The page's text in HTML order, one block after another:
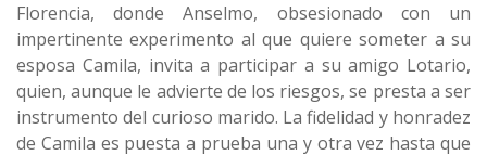
Florencia, donde Anselmo, obsesionado con un
impertinente experimento al que quiere someter a su
esposa Camila, invita a participar a su amigo Lotario,
quien, aunque le advierte de los riesgos, se presta a ser
instrumento del curioso marido. La fidelidad y honradez
de Camila es puesta a prueba una y otra vez hasta que